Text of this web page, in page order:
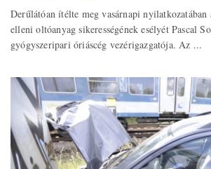
Derűlátóan ítélte meg vasárnapi
elleni oltóanyag sikerességének esélyét Pascal
gyógyszeripari óriáscég vezérigazgatója. Az ...